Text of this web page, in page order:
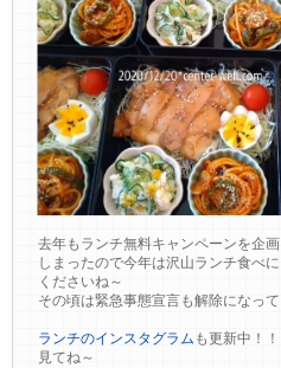
去年もランチ無料キャンペーンを企
しまったので今年は沢山ランチ食べ
くださいね～
その頃は緊急事態宣言も解除になって
ランチのインスタグラム も更新中！！
見てね～